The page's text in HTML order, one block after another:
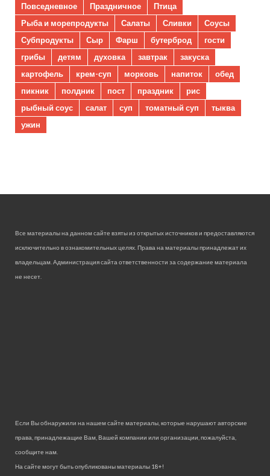
Повседневное
Праздничное
Птица
Рыба и морепродукты
Салаты Сливки
Соусы
Субпродукты
Сыр Фарш бутерброд
гости
грибы
детям духовка завтрак
закуска
картофель
крем-суп морковь напиток
обед
пикник
полдник пост праздник
рис
рыбный соус
салат суп томатный суп
тыква
ужин
Все материалы на данном сайте взяты из открытых источников и предоставляются
исключительно в ознакомительных целях. Права на материалы принадлежат их
владельцам. Администрация сайта ответственности за содержание материала
не несет.
Если Вы обнаружили на нашем сайте материалы, которые нарушают авторские
права, принадлежащие Вам, Вашей компании или организации, пожалуйста,
сообщите нам.
На сайте могут быть опубликованы материалы 18+!